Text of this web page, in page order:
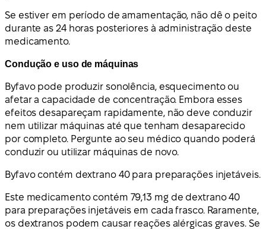
Se estiver em período de amamentação, não dê o peito
durante as 24 horas posteriores à administração deste
medicamento.
Condução e uso de máquinas
Byfavo pode produzir sonolência, esquecimento ou
afetar a capacidade de concentração. Embora esses
efeitos desapareçam rapidamente, não deve conduzir
nem utilizar máquinas até que tenham desaparecido
por completo. Pergunte ao seu médico quando poderá
conduzir ou utilizar máquinas de novo.
Byfavo contém dextrano 40 para preparações injetáveis.
Este medicamento contém 79,13 mg de dextrano 40
para preparações injetáveis em cada frasco. Raramente,
os dextranos podem causar reações alérgicas graves. Se